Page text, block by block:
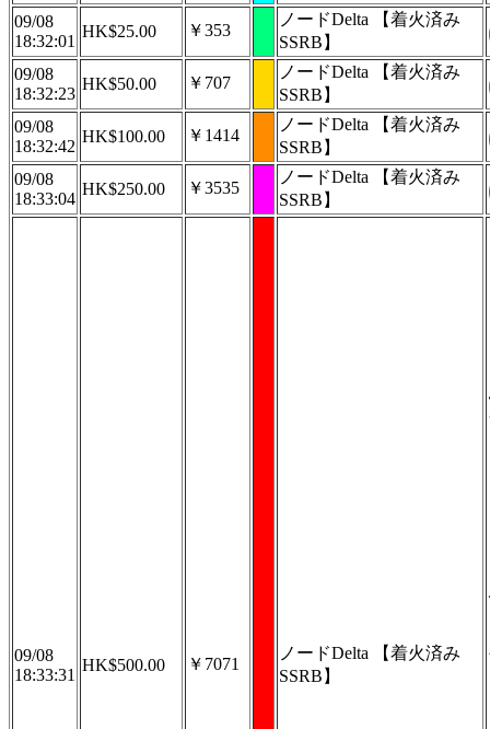
09/08
18:32:01
HK$25.00 ￥353
ノードDelta 【着火済み
SSRB】
09/08
18:32:23
HK$50.00 ￥707
ノードDelta 【着火済み
SSRB】
09/08
18:32:42
HK$100.00 ￥1414
ノードDelta 【着火済み
SSRB】
09/08
18:33:04
HK$250.00 ￥3535
ノードDelta 【着火済み
SSRB】
09/08
18:33:31
HK$500.00 ￥7071
ノードDelta 【着火済み
SSRB】